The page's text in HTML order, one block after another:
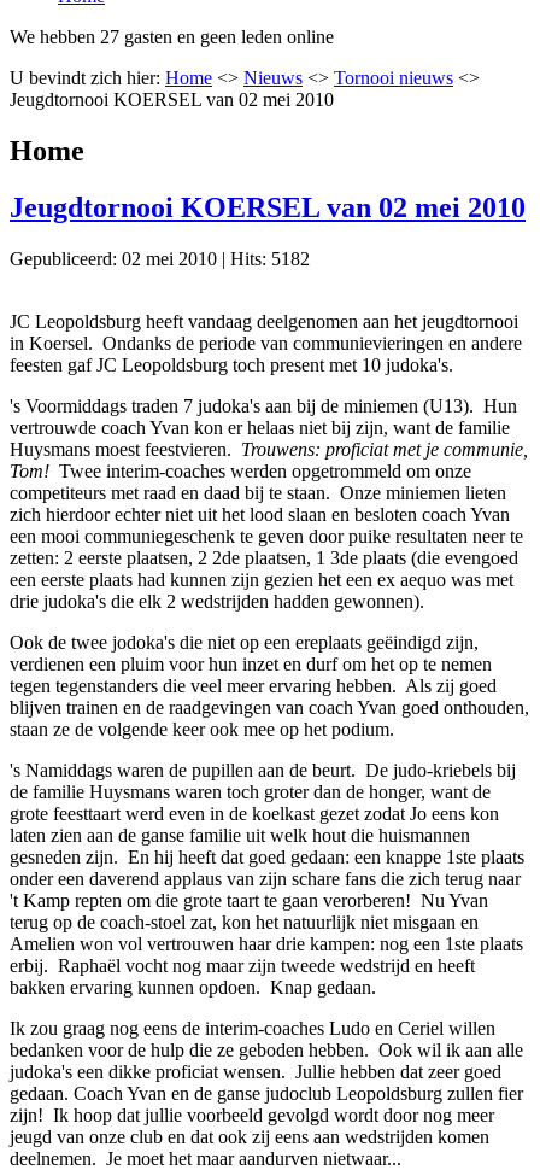
We hebben 27 gasten en geen leden online
U bevindt zich hier: Home <> Nieuws <> Tornooi nieuws <>
Jeugdtornooi KOERSEL van 02 mei 2010
Home
Jeugdtornooi KOERSEL van 02 mei 2010
Gepubliceerd: 02 mei 2010 | Hits: 5182
JC Leopoldsburg heeft vandaag deelgenomen aan het jeugdtornooi
in Koersel. Ondanks de periode van communievieringen en andere
feesten gaf JC Leopoldsburg toch present met 10 judoka's.
's Voormiddags traden 7 judoka's aan bij de miniemen (U13). Hun
vertrouwde coach Yvan kon er helaas niet bij zijn, want de familie
Huysmans moest feestvieren. Trouwens: proficiat met je communie,
Tom! Twee interim-coaches werden opgetrommeld om onze
competiteurs met raad en daad bij te staan. Onze miniemen lieten
zich hierdoor echter niet uit het lood slaan en besloten coach Yvan
een mooi communiegeschenk te geven door puike resultaten neer te
zetten: 2 eerste plaatsen, 2 2de plaatsen, 1 3de plaats (die evengoed
een eerste plaats had kunnen zijn gezien het een ex aequo was met
drie judoka's die elk 2 wedstrijden hadden gewonnen).
Ook de twee jodoka's die niet op een ereplaats geëindigd zijn,
verdienen een pluim voor hun inzet en durf om het op te nemen
tegen tegenstanders die veel meer ervaring hebben. Als zij goed
blijven trainen en de raadgevingen van coach Yvan goed onthouden,
staan ze de volgende keer ook mee op het podium.
's Namiddags waren de pupillen aan de beurt. De judo-kriebels bij
de familie Huysmans waren toch groter dan de honger, want de
grote feesttaart werd even in de koelkast gezet zodat Jo eens kon
laten zien aan de ganse familie uit welk hout die huismannen
gesneden zijn. En hij heeft dat goed gedaan: een knappe 1ste plaats
onder een daverend applaus van zijn schare fans die zich terug naar
't Kamp repten om die grote taart te gaan verorberen! Nu Yvan
terug op de coach-stoel zat, kon het natuurlijk niet misgaan en
Amelien won vol vertrouwen haar drie kampen: nog een 1ste plaats
erbij. Raphaël vocht nog maar zijn tweede wedstrijd en heeft
bakken ervaring kunnen opdoen. Knap gedaan.
Ik zou graag nog eens de interim-coaches Ludo en Ceriel willen
bedanken voor de hulp die ze geboden hebben. Ook wil ik aan alle
judoka's een dikke proficiat wensen. Jullie hebben dat zeer goed
gedaan. Coach Yvan en de ganse judoclub Leopoldsburg zullen fier
zijn! Ik hoop dat jullie voorbeeld gevolgd wordt door nog meer
jeugd van onze club en dat ook zij eens aan wedstrijden komen
deelnemen. Je moet het maar aandurven nietwaar...